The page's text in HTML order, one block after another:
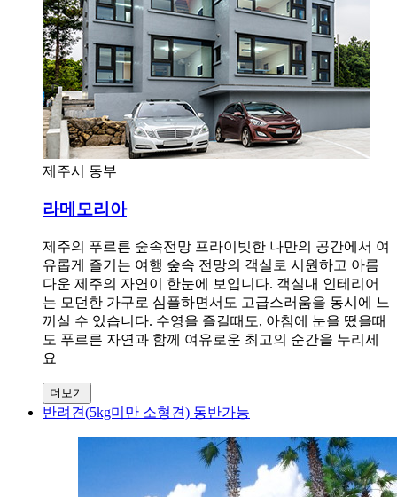
제주시 동부
라메모리아
제주의 푸르른 숲속전망 프라이빗한 나만의 공간에서 여
유롭게 즐기는 여행 숲속 전망의 객실로 시원하고 아름
다운 제주의 자연이 한눈에 보입니다. 객실내 인테리어
는 모던한 가구로 심플하면서도 고급스러움을 동시에 느
끼실 수 있습니다. 수영을 즐길때도, 아침에 눈을 떴을때
도 푸르른 자연과 함께 여유로운 최고의 순간을 누리세
요
더보기
반려견(5kg미만 소형견) 동반가능